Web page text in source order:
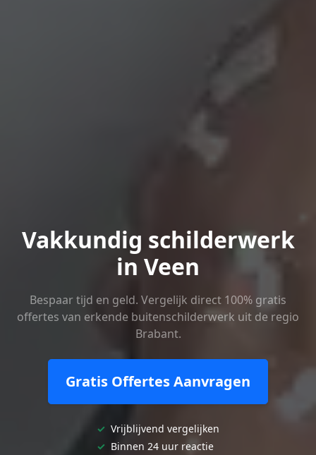
Vakkundig schilderwerk
in Veen
Bespaar tijd en geld. Vergelijk direct 100% gratis
offertes van erkende buitenschilderwerk uit de regio
Brabant.
Gratis Offertes Aanvragen
✓ Vrijblijvend vergelijken
✓ Binnen 24 uur reactie